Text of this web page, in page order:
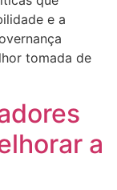
e a
tomada de
a